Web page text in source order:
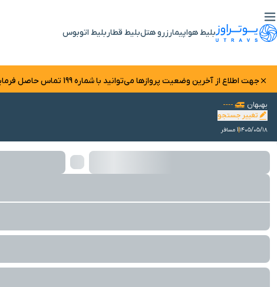
بلیط هواپیمارزرو هتلبلیط قطار بلیط اتوبوس
جهت اطلاع از آخرین وضعیت پرواز‌ها می‌توانید با شماره 199 تماس حاصل فرمایید.
بهبهان
تغییر جستجو
۱۴۰۵/۰۵/۱۸1 مسافر